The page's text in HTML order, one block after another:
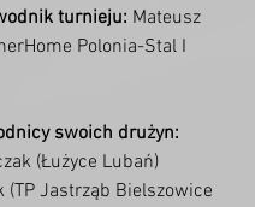
turnieju: Mateusz
Polonia-Stal I
swoich drużyn:
(Łużyce Lubań)